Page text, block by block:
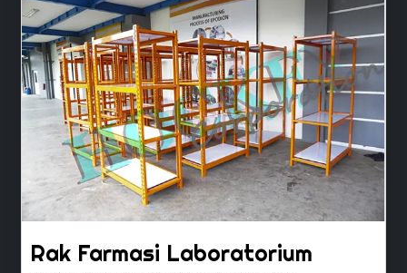
Rak Farmasi Laboratorium